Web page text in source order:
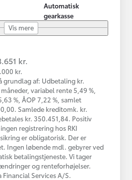
Automatisk
gearkasse
Vis mere
kr.
kr.
grundlag af: Udbetaling kr.
variabel rente 5,49 %,
%, ÅOP 7,22 %, samlet
Samlede kreditomk. kr.
kr. 350.451,84. Positiv
registrering hos RKI
er obligatorisk. Der er
Ingen løbende mdl. gebyrer ved
betalingstjeneste. Vi tager
og renteforhøjelser.
Services A/S.